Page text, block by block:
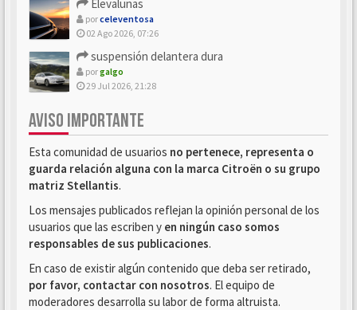
Elevalunas
porceleventosa
02 Ago 2026, 07:26
suspensión delantera dura
porgalgo
29 Jul 2026, 21:28
AVISO IMPORTANTE
Esta comunidad de usuarios no pertenece, representa o
guarda relación alguna con la marca Citroën o su grupo
matriz Stellantis.
Los mensajes publicados reflejan la opinión personal de los
usuarios que las escriben y en ningún caso somos
responsables de sus publicaciones.
En caso de existir algún contenido que deba ser retirado,
por favor, contactar con nosotros. El equipo de
moderadores desarrolla su labor de forma altruista.